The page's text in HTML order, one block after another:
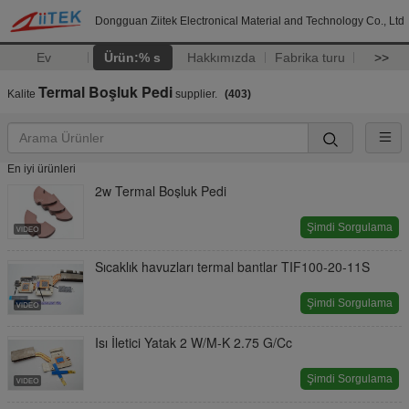
Dongguan Ziitek Electronical Material and Technology Co., Ltd
Ev Ürün:% s Hakkımızda Fabrika turu >>
Kalite Termal Boşluk Pedi supplier. (403)
En iyi ürünleri
2w Termal Boşluk Pedi
Şimdi Sorgulama
Sıcaklık havuzları termal bantlar TIF100-20-11S
Şimdi Sorgulama
Isı İletici Yatak 2 W/M-K 2.75 G/Cc
Şimdi Sorgulama